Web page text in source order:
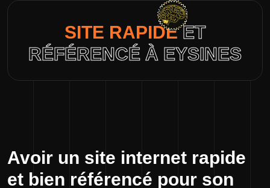
SITE RAPIDEET
RÉFÉRENCÉ À EYSINES
Avoir un site internet rapide
et bien référencé pour son